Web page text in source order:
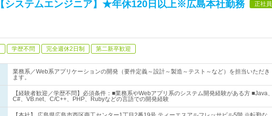
【システムエンジニア】★年休120日以上※広島本社勤務 正社員
学歴不問 完全週休2日制 第二新卒歓迎
業務系／Web系アプリケーションの開発（要件定義～設計～製造～テスト～など）を担当いただき
ます。
【経験者歓迎／学歴不問】必須条件：■業務系やWebアプリ系のシステム開発経験がある方 ■Java、
C#、VB.net、C/C++、PHP、Rubyなどの言語での開発経験